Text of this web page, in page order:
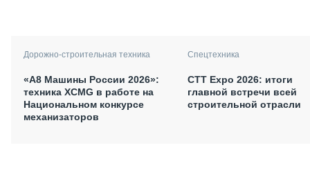
Дорожно-строительная техника
«А8 Машины России 2026»:
техника XCMG в работе на
Национальном конкурсе
механизаторов
Спецтехника
СТТ Expo 2026: итоги
главной встречи всей
строительной отрасли